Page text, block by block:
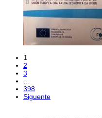
1
2
3
398
Siguente